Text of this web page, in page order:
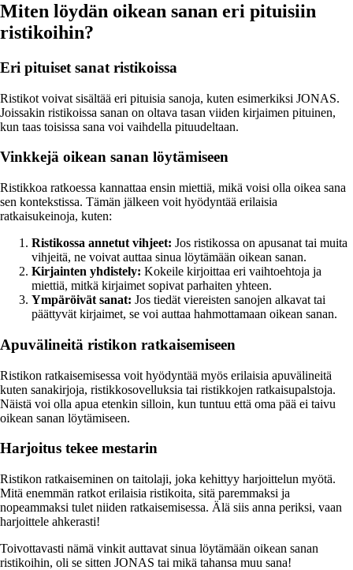
Miten löydän oikean sanan eri pituisiin
ristikoihin?
Eri pituiset sanat ristikoissa
Ristikot voivat sisältää eri pituisia sanoja, kuten esimerkiksi JONAS.
Joissakin ristikoissa sanan on oltava tasan viiden kirjaimen pituinen,
kun taas toisissa sana voi vaihdella pituudeltaan.
Vinkkejä oikean sanan löytämiseen
Ristikkoa ratkoessa kannattaa ensin miettiä, mikä voisi olla oikea sana
sen kontekstissa. Tämän jälkeen voit hyödyntää erilaisia
ratkaisukeinoja, kuten:
Ristikossa annetut vihjeet: Jos ristikossa on apusanat tai muita
vihjeitä, ne voivat auttaa sinua löytämään oikean sanan.
Kirjainten yhdistely: Kokeile kirjoittaa eri vaihtoehtoja ja
miettiä, mitkä kirjaimet sopivat parhaiten yhteen.
Ympäröivät sanat: Jos tiedät viereisten sanojen alkavat tai
päättyvät kirjaimet, se voi auttaa hahmottamaan oikean sanan.
Apuvälineitä ristikon ratkaisemiseen
Ristikon ratkaisemisessa voit hyödyntää myös erilaisia apuvälineitä
kuten sanakirjoja, ristikkosovelluksia tai ristikkojen ratkaisupalstoja.
Näistä voi olla apua etenkin silloin, kun tuntuu että oma pää ei taivu
oikean sanan löytämiseen.
Harjoitus tekee mestarin
Ristikon ratkaiseminen on taitolaji, joka kehittyy harjoittelun myötä.
Mitä enemmän ratkot erilaisia ristikoita, sitä paremmaksi ja
nopeammaksi tulet niiden ratkaisemisessa. Älä siis anna periksi, vaan
harjoittele ahkerasti!
Toivottavasti nämä vinkit auttavat sinua löytämään oikean sanan
ristikoihin, oli se sitten JONAS tai mikä tahansa muu sana!